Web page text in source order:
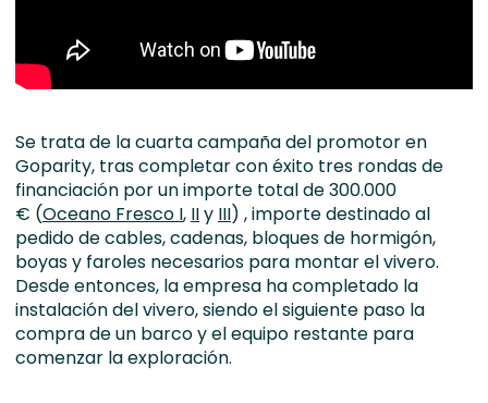
Se trata de la cuarta campaña del promotor en
Goparity, tras completar con éxito tres rondas de
financiación por un importe total de 300.000
€ (Oceano Fresco I, IIy III) , importe destinado al
pedido de cables, cadenas, bloques de hormigón,
boyas y faroles necesarios para montar el vivero.
Desde entonces, la empresa ha completado la
instalación del vivero, siendo el siguiente paso la
compra de un barco y el equipo restante para
comenzar la exploración.